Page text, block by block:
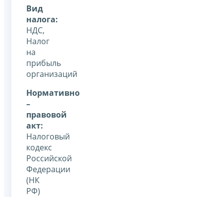
Вид
налога:
НДС,
Налог
на
прибыль
организаций
Нормативно
–
правовой
акт:
Налоговый
кодекс
Российской
Федерации
(НК
РФ)